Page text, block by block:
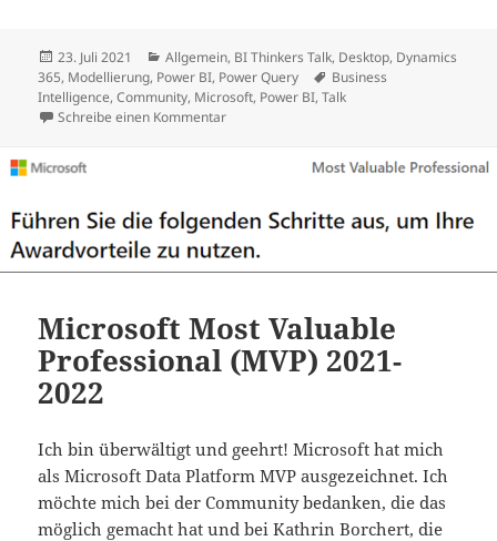
Veröffentlicht
am
23. Juli 2021 Kategorien
Allgemein, BI Thinkers Talk, Desktop, Dynamics
365, Modellierung, Power BI, Power Query Schlagwörter
Business
Intelligence,Community, Microsoft, Power BI,Talk
Schreibe einen Kommentarzu BI Thinkers Talk: Datenaufbereitung
Microsoft Most Valuable
Professional (MVP) 2021-
2022
Ich bin überwältigt und geehrt! Microsoft hat mich
als Microsoft Data Platform MVP ausgezeichnet. Ich
möchte mich bei der Community bedanken, die das
möglich gemacht hat und bei Kathrin Borchert, die